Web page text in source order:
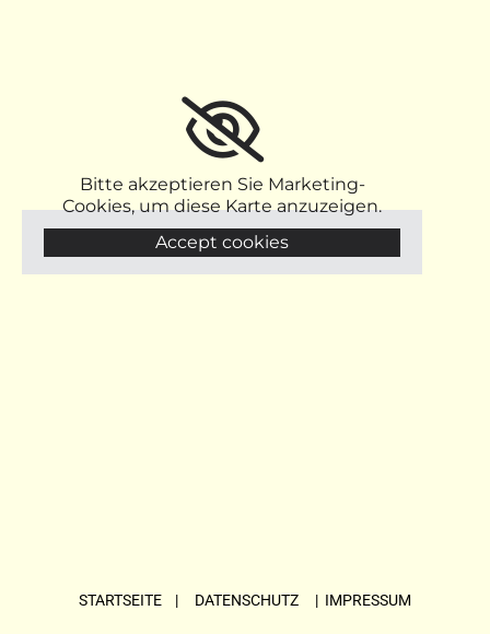
Bitte akzeptieren Sie Marketing-
Cookies, um diese Karte anzuzeigen.
Accept cookies
STARTSEITE | DATENSCHUTZ | IMPRESSUM